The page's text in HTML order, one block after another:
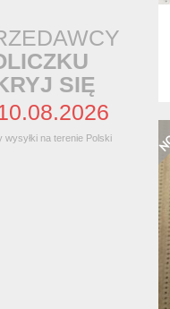
SIĘ
wysyłki na terenie Polski